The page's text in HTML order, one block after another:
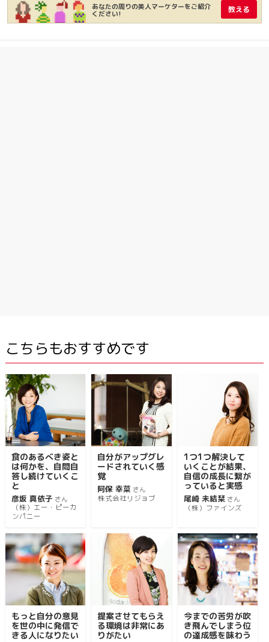
あなたの周りの美人マーケターをご紹介
ください! 教える
こちらもおすすめです
食のあるべき姿と
は何かを、自問自
答し続けていくこ
と
彦坂 真依子 さん
（株）エー・ピーカ
ンパニー
自分がアップグレ
ードされていく感
覚
阿保 幸菜 さん
株式会社リジョブ
1つ1つ解決して
いくことが結果、
自信の成長に繋が
っていると実感
尾崎 未結栞 さん
（株）ファインズ
もっと自分の意見
を世の中に発信で
きる人になりたい
提案させてもらえ
る環境は非常にあ
りがたい
今までの苦労が吹
き飛んでしまう位
の達成感を味わう